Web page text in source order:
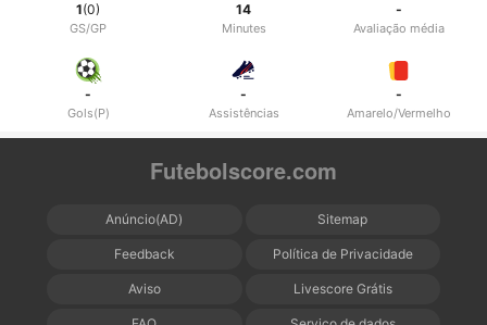
1(0)
GS/GP
14
Minutes
-
Avaliação média
-
Gols(P)
-
Assistências
-
Amarelo/Vermelho
Futebolscore.com
Anúncio(AD) Sitemap
Feedback Política de Privacidade
Aviso Livescore Grátis